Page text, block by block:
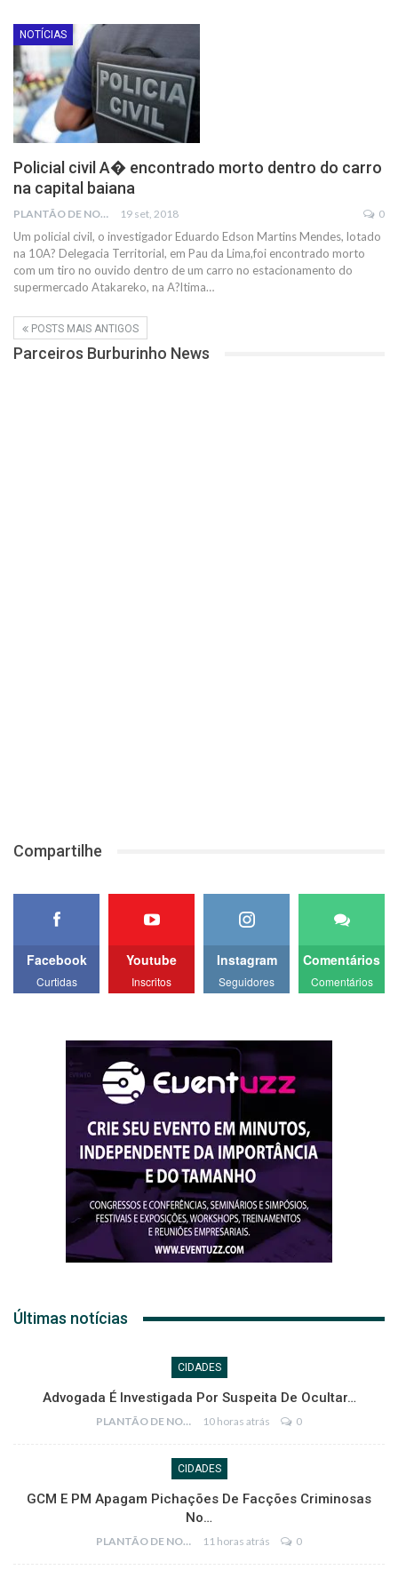
NOTÍCIAS
Policial civil A� encontrado morto dentro do carro
na capital baiana
PLANTÃO DE NOTÍCIAS 19 set, 2018 0
Um policial civil, o investigador Eduardo Edson Martins Mendes, lotado
na 10A? Delegacia Territorial, em Pau da Lima,foi encontrado morto
com um tiro no ouvido dentro de um carro no estacionamento do
supermercado Atakareko, na A?ltima…
POSTS MAIS ANTIGOS
Parceiros Burburinho News
Compartilhe
Facebook
Curtidas
Youtube
Inscritos
Instagram
Seguidores
Comentários
Comentários
Últimas notícias
CIDADES
Advogada É Investigada Por Suspeita De Ocultar…
PLANTÃO DE NOTÍCIAS 10 horas atrás 0
CIDADES
GCM E PM Apagam Pichações De Facções Criminosas
No…
PLANTÃO DE NOTÍCIAS 11 horas atrás 0